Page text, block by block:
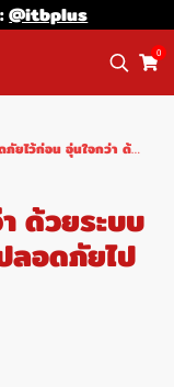
@itbplus
0
อุ่นใจกว่า ด้วยระบบ CCTV คุณภาพ ติดวันนี้ ปลอดภัยไปยาวๆ
ด้วยระบบ
อดภัยไป